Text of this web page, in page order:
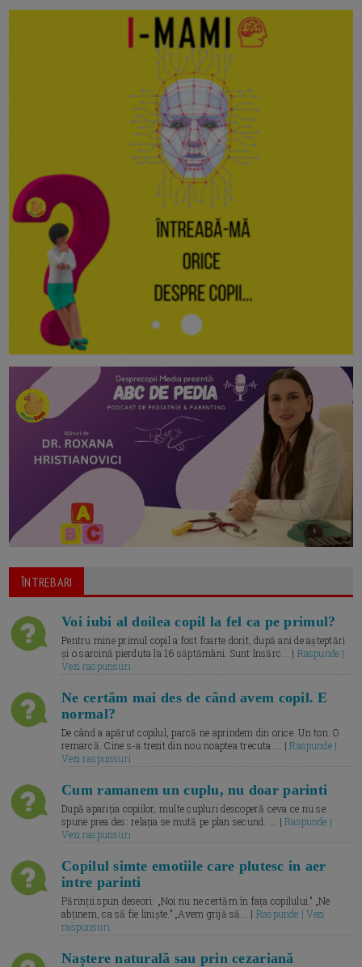
ÎNTREBARI
Voi iubi al doilea copil la fel ca pe primul?
Pentru mine primul copil a fost foarte dorit, după ani de așteptări
și o sarcină pierduta la 16 săptămâni. Sunt însărc... | Raspunde |
Vezi raspunsuri
Ne certăm mai des de când avem copil. E
normal?
De când a apărut copilul, parcă ne aprindem din orice. Un ton. O
remarcă. Cine s-a trezit din nou noaptea trecuta.... |Raspunde |
Vezi raspunsuri
Cum ramanem un cuplu, nu doar parinti
După apariția copiilor, multe cupluri descoperă ceva ce nu se
spune prea des: relația se mută pe plan secund. ... |Raspunde |
Vezi raspunsuri
Copilul simte emotiile care plutesc in aer
intre parinti
Părinții spun deseori: „Noi nu ne certăm în fața copilului.” „Ne
abținem, ca să fie liniște.” „Avem grijă să... | Raspunde | Vezi
raspunsuri
Naștere naturală sau prin cezariană